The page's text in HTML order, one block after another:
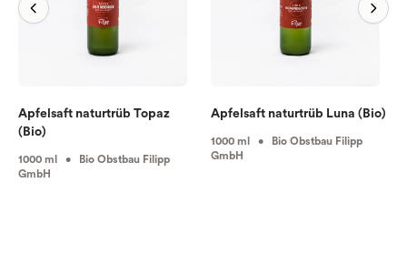
Apfelsaft naturtrüb Topaz
(Bio)
1000 ml • Bio Obstbau Filipp
GmbH
Apfelsaft naturtrüb Luna (Bio)
1000 ml • Bio Obstbau Filipp
GmbH